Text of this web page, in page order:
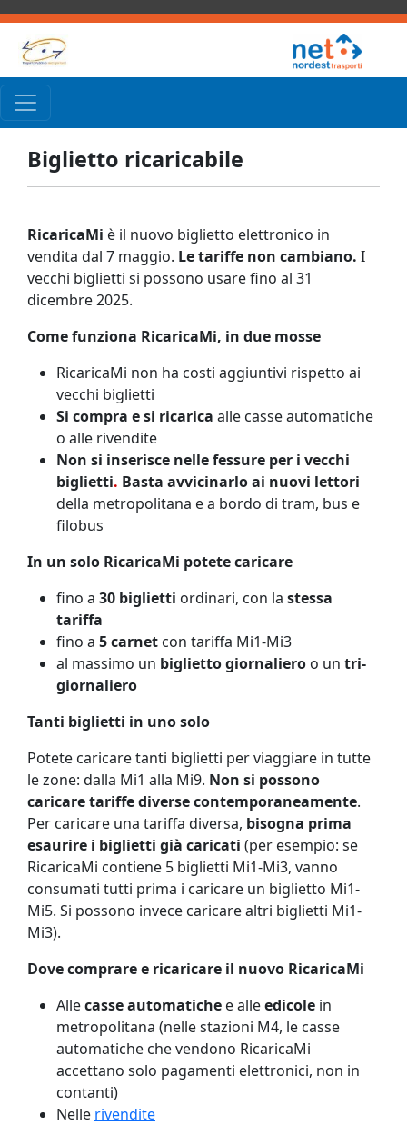
Biglietto ricaricabile
RicaricaMi è il nuovo biglietto elettronico in
vendita dal 7 maggio. Le tariffe non cambiano. I
vecchi biglietti si possono usare fino al 31
dicembre 2025.
Come funziona RicaricaMi, in due mosse
RicaricaMi non ha costi aggiuntivi rispetto ai
vecchi biglietti
Si compra e si ricarica alle casse automatiche
o alle rivendite
Non si inserisce nelle fessure per i vecchi
biglietti. Basta avvicinarlo ai nuovi lettori
della metropolitana e a bordo di tram, bus e
filobus
In un solo RicaricaMi potete caricare
fino a 30 biglietti ordinari, con la stessa
tariffa
fino a 5 carnet con tariffa Mi1-Mi3
al massimo un biglietto giornaliero o un tri-
giornaliero
Tanti biglietti in uno solo
Potete caricare tanti biglietti per viaggiare in tutte
le zone: dalla Mi1 alla Mi9. Non si possono
caricare tariffe diverse contemporaneamente.
Per caricare una tariffa diversa, bisogna prima
esaurire i biglietti già caricati (per esempio: se
RicaricaMi contiene 5 biglietti Mi1-Mi3, vanno
consumati tutti prima i caricare un biglietto Mi1-
Mi5. Si possono invece caricare altri biglietti Mi1-
Mi3).
Dove comprare e ricaricare il nuovo RicaricaMi
Allecasseautomatiche e alleedicole in
metropolitana (nelle stazioni M4, le casse
automatiche che vendono RicaricaMi
accettano solo pagamenti elettronici, non in
contanti)
Nelle rivendite